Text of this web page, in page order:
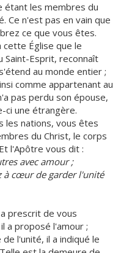
étant les membres du
Ce n'est pas en vain que
ce que vous êtes.
Église que le
Saint-Esprit, reconnaît
au monde entier ;
comme appartenant au
pas perdu son épouse,
ci une étrangère.
les nations, vous êtes
du Christ, le corps
l'Apôtre vous dit :
avec amour ;
à cœur de garder l'unité
prescrit de vous
a proposé l'amour ;
l'unité, il a indiqué le